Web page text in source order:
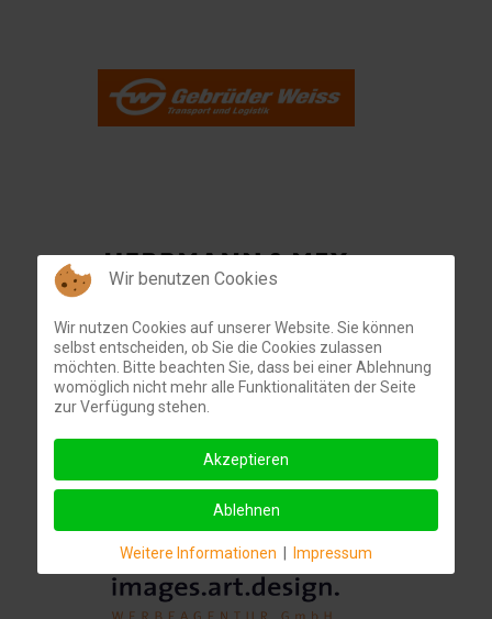
Wir benutzen Cookies
Wir nutzen Cookies auf unserer Website. Sie können
selbst entscheiden, ob Sie die Cookies zulassen
möchten. Bitte beachten Sie, dass bei einer Ablehnung
womöglich nicht mehr alle Funktionalitäten der Seite
zur Verfügung stehen.
Akzeptieren
Ablehnen
Weitere Informationen Impressum